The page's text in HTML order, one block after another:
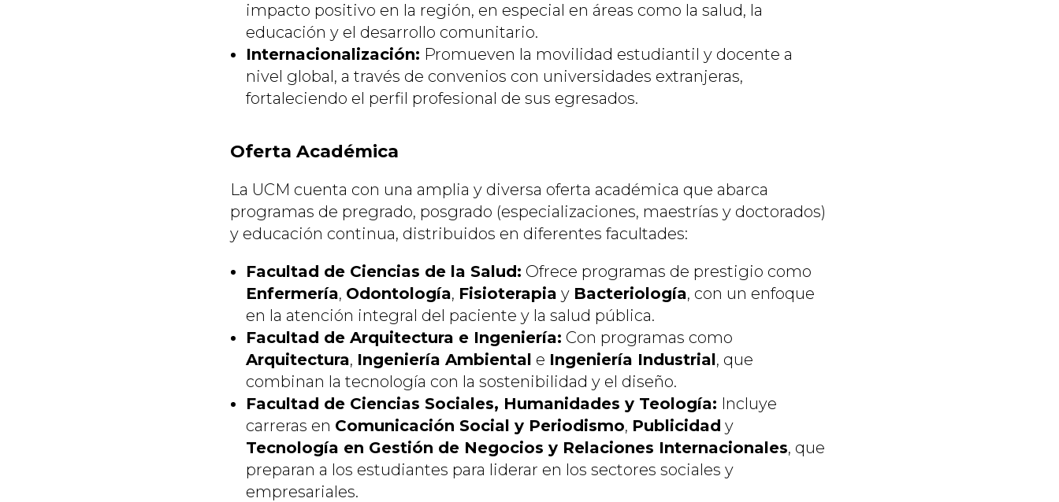
impacto positivo en la región, en especial en áreas como la salud, la
educación y el desarrollo comunitario.
Internacionalización: Promueven la movilidad estudiantil y docente a
nivel global, a través de convenios con universidades extranjeras,
fortaleciendo el perfil profesional de sus egresados.
Oferta Académica
La UCM cuenta con una amplia y diversa oferta académica que abarca
programas de pregrado, posgrado (especializaciones, maestrías y doctorados)
y educación continua, distribuidos en diferentes facultades:
Facultad de Ciencias de la Salud: Ofrece programas de prestigio como
Enfermería, Odontología, Fisioterapia y Bacteriología, con un enfoque
en la atención integral del paciente y la salud pública.
Facultad de Arquitectura e Ingeniería: Con programas como
Arquitectura, Ingeniería Ambiental e Ingeniería Industrial, que
combinan la tecnología con la sostenibilidad y el diseño.
Facultad de Ciencias Sociales, Humanidades y Teología: Incluye
carreras en Comunicación Social y Periodismo, Publicidad y
Tecnología en Gestión de Negocios y Relaciones Internacionales, que
preparan a los estudiantes para liderar en los sectores sociales y
empresariales.